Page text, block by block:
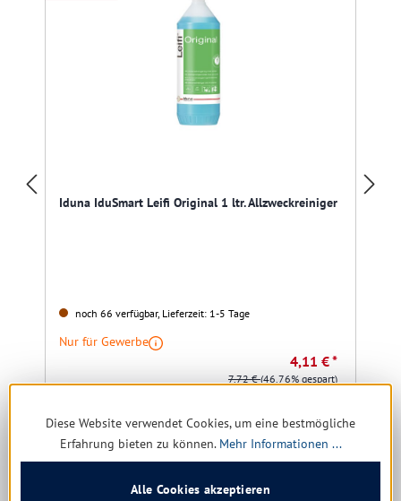
Iduna IduSmart Leifi Original 1 ltr. Allzweckreiniger
noch 66 verfügbar, Lieferzeit: 1-5 Tage
Nur für Gewerbe
4,11 € *
7,72 €(46.76% gespart)
Details
Produktgalerie überspringen
Kunden kauften auch
Diese Website verwendet Cookies, um eine bestmögliche
Erfahrung bieten zu können. Mehr Informationen ...
Alle Cookies akzeptieren